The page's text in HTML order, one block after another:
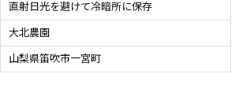
直射日光を避けて冷暗所に保存
大北農園
山梨県笛吹市一宮町